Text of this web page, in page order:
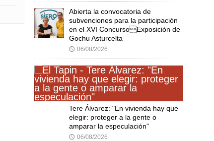
Abierta la convocatoria de
subvenciones para la participación
en el XVI ConcursoExposición de
Gochu Asturcelta
🕔 06/08/2026
Tere Álvarez: "En vivienda hay que
elegir: proteger a la gente o
amparar la especulación"
🕔 06/08/2026